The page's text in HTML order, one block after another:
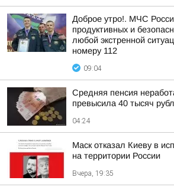
Доброе утро!. МЧС
продуктивных и
любой экстренной
номеру 112
09:04
Средняя пенсия
превысила 40 тысяч
04:24
Маск отказал Киеву в
на территории России
Вчера, 19:35